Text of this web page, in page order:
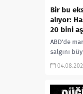
Bir bu
alıyor:
20 bini
ABD’de
salgını